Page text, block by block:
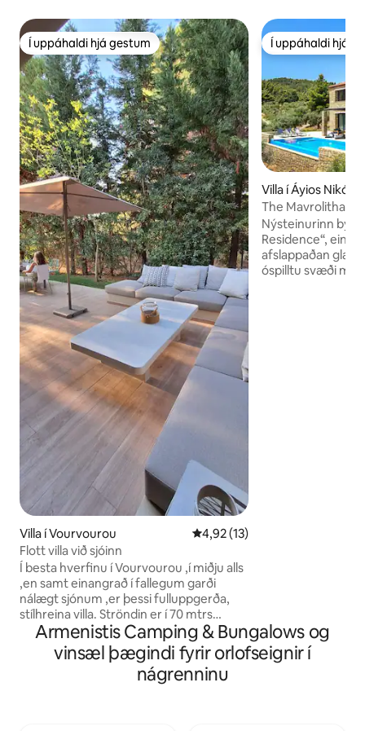
Í uppáhaldi hjá gestum
Í uppáhaldi hjá gestum
Villa í Vourvourou 4,92 af 5 í meðaleinkunn, 13
4,92 (13)
Flott villa við sjóinn
Í besta hverfinu í Vourvourou ,í miðju alls
,en samt einangrað í fallegum garði
nálægt sjónum ,er þessi fulluppgerða,
stílhreina villa. Ströndin er í 70 mtrs
göngufjarlægð frá húsinu. Super
markaður, veitingastaðir og ótrúlegar
strendur nálægt. Og inni... Allt glænýtt
,stílhrein húsgögn, tæki fyrir
Í uppáhaldi hjá
Í uppáhaldi hjá
Villa í Áyios
The Mavrolitharo
Nýsteinurinn
Residence“,
afslappaðan
óspilltu svæði
Armenistis Camping & Bungalows og
vinsæl þægindi fyrir orlofseignir í
nágrenninu